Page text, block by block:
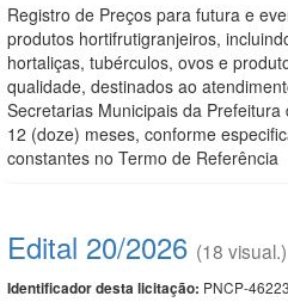
Registro de Preços para futura e
produtos hortifrutigranjeiros,
hortaliças, tubérculos, ovos e
qualidade, destinados ao
Secretarias Municipais da
12 (doze) meses, conforme
constantes no Termo de Referência
Edital 20/2026 (18 visual.)
Identificador desta licitação: PNCP-